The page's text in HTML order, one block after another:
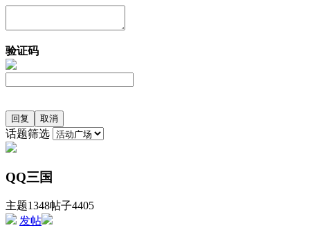
验证码
话题筛选
QQ三国
主题1348帖子4405
发帖